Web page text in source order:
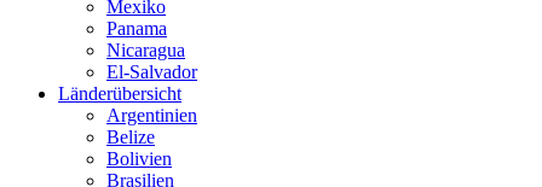
Mexiko
Panama
Nicaragua
El-Salvador
Länderübersicht
Argentinien
Belize
Bolivien
Brasilien